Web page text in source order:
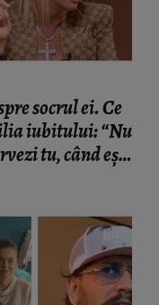
socrul ei. Ce
iubitului: “Nu
tu, când ești